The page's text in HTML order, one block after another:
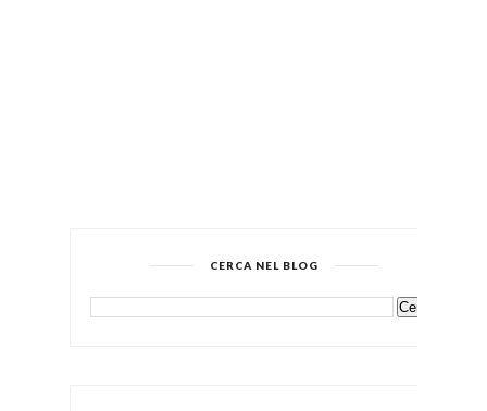
CERCA NEL BLOG